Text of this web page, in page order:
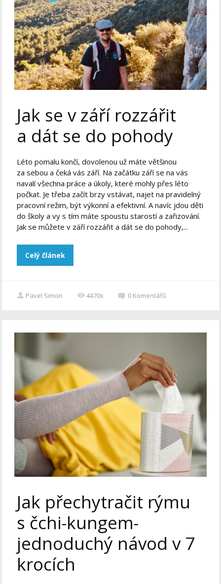
Jak se v září rozzářit
a dát se do pohody
Léto pomalu končí, dovolenou už máte většinou
za sebou a čeká vás září. Na začátku září se na vás
navalí všechna práce a úkoly, které mohly přes léto
počkat. Je třeba začít brzy vstávat, najet na pravidelný
pracovní režim, být výkonní a efektivní. A navíc jdou děti
do školy a vy s tím máte spoustu starostí a zařizování.
Jak se můžete v září rozzářit a dát se do pohody,...
Celý článek
Pavel Simon 4470x 0 Komentářů
Jak přechytračit rýmu
s čchi-kungem-
jednoduchý návod v 7
krocích